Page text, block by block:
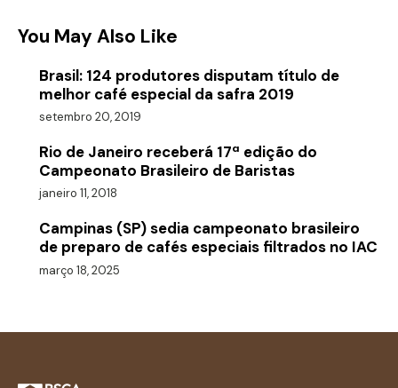
You May Also Like
Brasil: 124 produtores disputam título de
melhor café especial da safra 2019
setembro 20, 2019
Rio de Janeiro receberá 17ª edição do
Campeonato Brasileiro de Baristas
janeiro 11, 2018
Campinas (SP) sedia campeonato brasileiro
de preparo de cafés especiais filtrados no IAC
março 18, 2025